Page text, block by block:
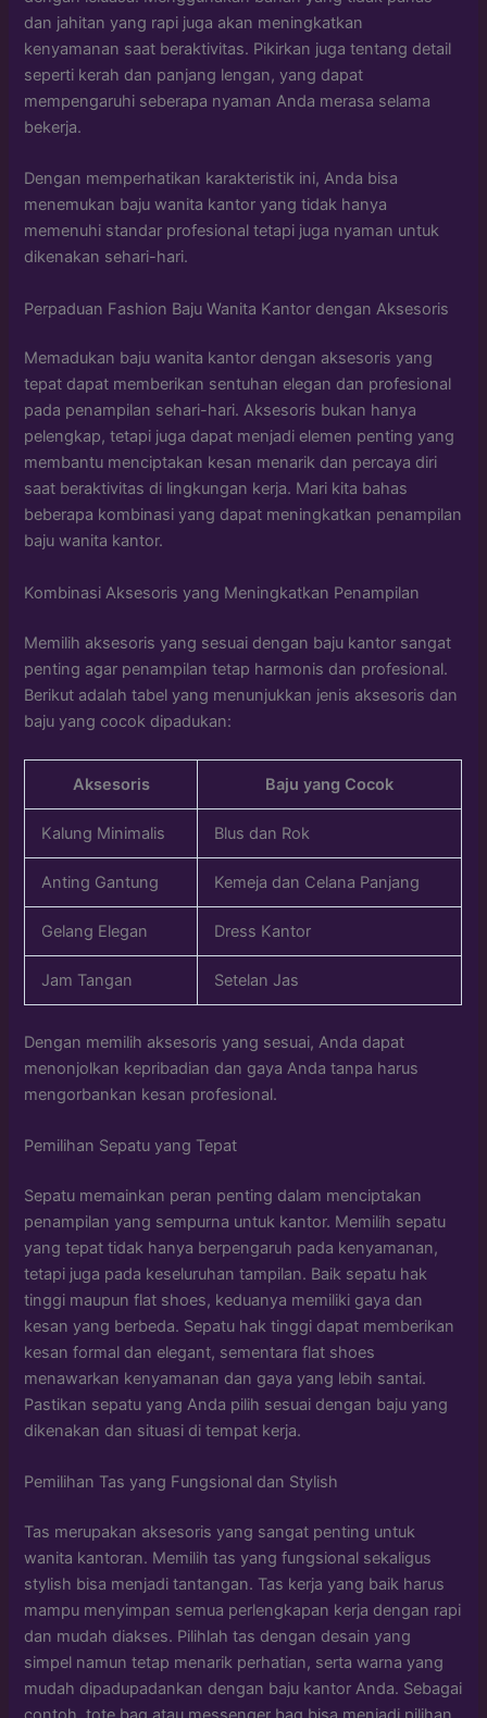
dan jahitan yang rapi juga akan meningkatkan
kenyamanan saat beraktivitas. Pikirkan juga tentang detail
seperti kerah dan panjang lengan, yang dapat
mempengaruhi seberapa nyaman Anda merasa selama
bekerja.
Dengan memperhatikan karakteristik ini, Anda bisa
menemukan baju wanita kantor yang tidak hanya
memenuhi standar profesional tetapi juga nyaman untuk
dikenakan sehari-hari.
Perpaduan Fashion Baju Wanita Kantor dengan Aksesoris
Memadukan baju wanita kantor dengan aksesoris yang
tepat dapat memberikan sentuhan elegan dan profesional
pada penampilan sehari-hari. Aksesoris bukan hanya
pelengkap, tetapi juga dapat menjadi elemen penting yang
membantu menciptakan kesan menarik dan percaya diri
saat beraktivitas di lingkungan kerja. Mari kita bahas
beberapa kombinasi yang dapat meningkatkan penampilan
baju wanita kantor.
Kombinasi Aksesoris yang Meningkatkan Penampilan
Memilih aksesoris yang sesuai dengan baju kantor sangat
penting agar penampilan tetap harmonis dan profesional.
Berikut adalah tabel yang menunjukkan jenis aksesoris dan
baju yang cocok dipadukan:
Aksesoris Baju yang Cocok
Kalung Minimalis Blus dan Rok
Anting Gantung Kemeja dan Celana Panjang
Gelang Elegan Dress Kantor
Jam Tangan Setelan Jas
Dengan memilih aksesoris yang sesuai, Anda dapat
menonjolkan kepribadian dan gaya Anda tanpa harus
mengorbankan kesan profesional.
Pemilihan Sepatu yang Tepat
Sepatu memainkan peran penting dalam menciptakan
penampilan yang sempurna untuk kantor. Memilih sepatu
yang tepat tidak hanya berpengaruh pada kenyamanan,
tetapi juga pada keseluruhan tampilan. Baik sepatu hak
tinggi maupun flat shoes, keduanya memiliki gaya dan
kesan yang berbeda. Sepatu hak tinggi dapat memberikan
kesan formal dan elegant, sementara flat shoes
menawarkan kenyamanan dan gaya yang lebih santai.
Pastikan sepatu yang Anda pilih sesuai dengan baju yang
dikenakan dan situasi di tempat kerja.
Pemilihan Tas yang Fungsional dan Stylish
Tas merupakan aksesoris yang sangat penting untuk
wanita kantoran. Memilih tas yang fungsional sekaligus
stylish bisa menjadi tantangan. Tas kerja yang baik harus
mampu menyimpan semua perlengkapan kerja dengan rapi
dan mudah diakses. Pilihlah tas dengan desain yang
simpel namun tetap menarik perhatian, serta warna yang
mudah dipadupadankan dengan baju kantor Anda. Sebagai